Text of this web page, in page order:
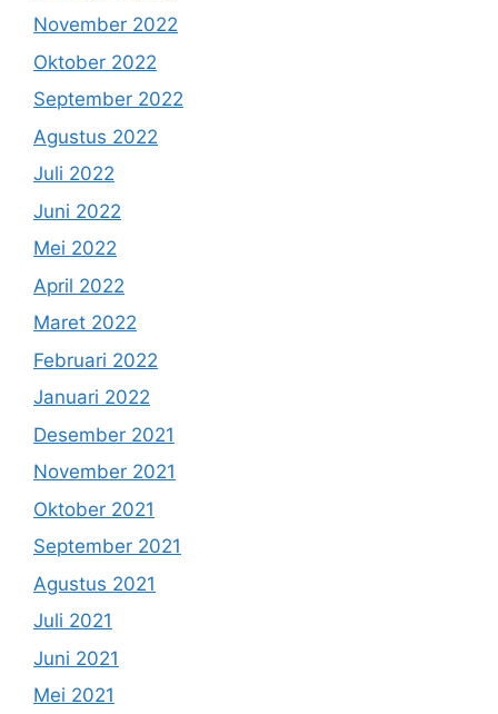
November 2022
Oktober 2022
September 2022
Agustus 2022
Juli 2022
Juni 2022
Mei 2022
April 2022
Maret 2022
Februari 2022
Januari 2022
Desember 2021
November 2021
Oktober 2021
September 2021
Agustus 2021
Juli 2021
Juni 2021
Mei 2021